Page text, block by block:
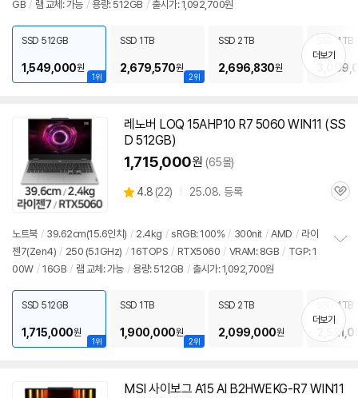
GB / 램 교체: 가능 / 용량: 512GB / 출시가: 1,092,700원
치
기
1위
SSD 512GB
1,549,000원
2위
SSD 1TB
2,679,570원
SSD 2TB
2,696,830원
SSD 4TB
더보기
레노버 LOQ 15AHP10 R7 5060 WIN11 (SS
D 512GB)
1,715,000원 (65몰)
별
4.8 (상
뷰
22) 25.08. 등록
관
노트북 / 39.62cm(15.6인치) / 2.4kg / sRGB: 100% / 300nit / AMD / 라이
젠7(Zen4) / 250 (5.1GHz) / 16TOPS / RTX5060 / VRAM: 8GB / TGP: 1
00W / 16GB / 램 교체: 가능 / 용량: 512GB / 출시가: 1,092,700원
치
기
1위
SSD 512GB
1,715,000원
2위
SSD 1TB
1,900,000원
SSD 2TB
2,099,000원
SSD 4TB
더보기
MSI 사이보그 A15 AI B2HWEKG-R7 WIN11